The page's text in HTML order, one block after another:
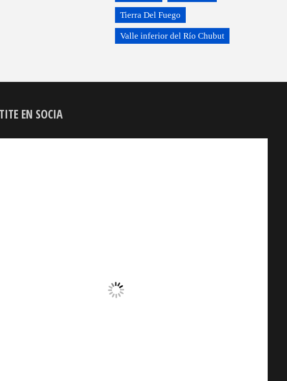
Tierra Del Fuego
Valle inferior del Río Chubut
EN SOCIA